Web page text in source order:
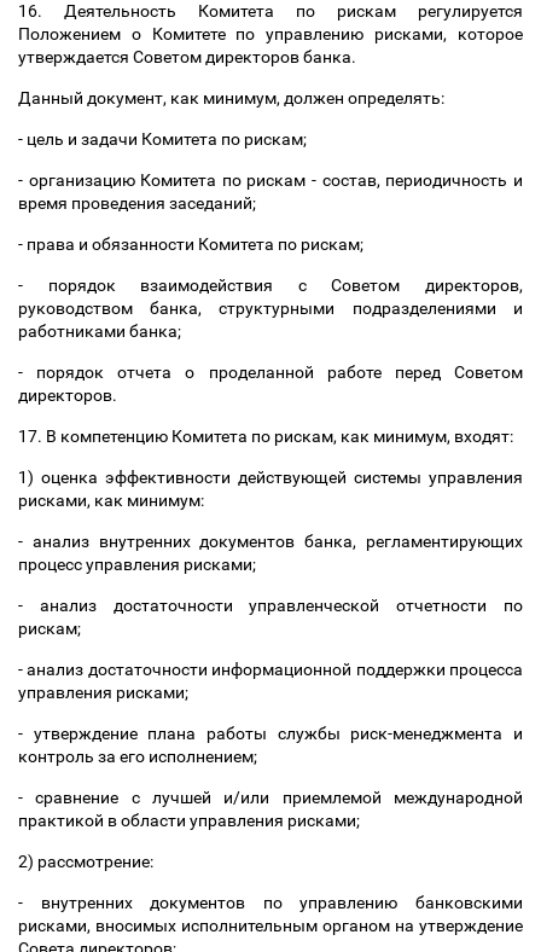
16. Деятельность Комитета по рискам регулируется
Положением о Комитете по управлению рисками, которое
утверждается Советом директоров банка.
Данный документ, как минимум, должен определять:
- цель и задачи Комитета по рискам;
- организацию Комитета по рискам - состав, периодичность и
время проведения заседаний;
- права и обязанности Комитета по рискам;
- порядок взаимодействия с Советом директоров,
руководством банка, структурными подразделениями и
работниками банка;
- порядок отчета о проделанной работе перед Советом
директоров.
17. В компетенцию Комитета по рискам, как минимум, входят:
1) оценка эффективности действующей системы управления
рисками, как минимум:
- анализ внутренних документов банка, регламентирующих
процесс управления рисками;
- анализ достаточности управленческой отчетности по
рискам;
- анализ достаточности информационной поддержки процесса
управления рисками;
- утверждение плана работы службы риск-менеджмента и
контроль за его исполнением;
- сравнение с лучшей и/или приемлемой международной
практикой в области управления рисками;
2) рассмотрение:
- внутренних документов по управлению банковскими
рисками, вносимых исполнительным органом на утверждение